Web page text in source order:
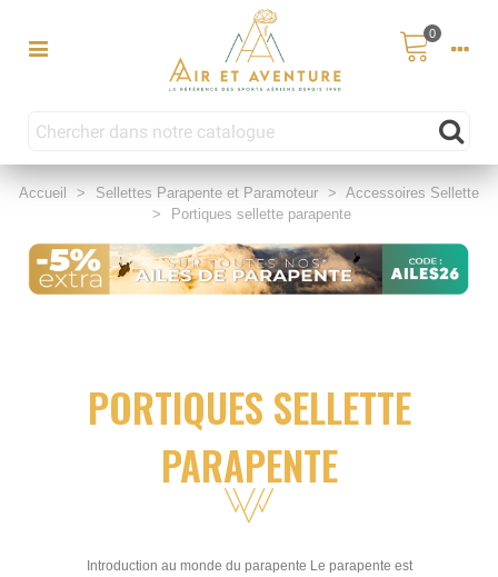
0
Accueil > Sellettes Parapente et Paramoteur > Accessoires Sellette
>
Portiques sellette parapente
PORTIQUES SELLETTE
PARAPENTE
Introduction au monde du parapente Le parapente est